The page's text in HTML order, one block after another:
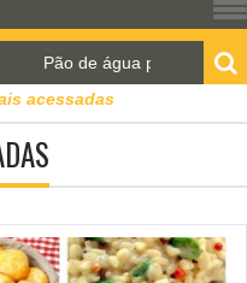
para o World Bread Day
acessadas